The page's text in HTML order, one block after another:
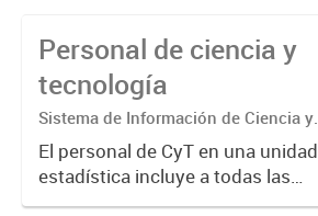
Personal de ciencia y
tecnología
Sistema de Información de Ciencia y
Tecnología Argentino (SICYTAR)
El personal de CyT en una unidad
estadística incluye a todas las
personas involucradas